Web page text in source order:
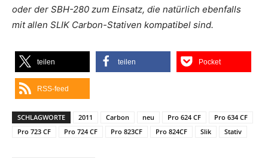
oder der SBH-280 zum Einsatz, die natürlich ebenfalls
mit allen SLIK Carbon-Stativen kompatibel sind.
teilen teilen Pocket
RSS-feed
SCHLAGWORTE 2011 Carbon neu Pro 624 CF
Pro 634 CF
Pro 723 CF
Pro 724 CF Pro 823CF Pro 824CF Slik Stativ